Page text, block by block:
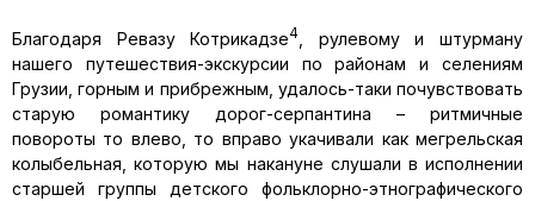
Благодаря Ревазу Котрикадзе4
, рулевому и штурману
нашего путешествия-экскурсии по районам и селениям
Грузии, горным и прибрежным, удалось-таки почувствовать
старую романтику дорог-серпантина – ритмичные
повороты то влево, то вправо укачивали как мегрельская
колыбельная, которую мы накануне слушали в исполнении
старшей группы детского фольклорно-этнографического